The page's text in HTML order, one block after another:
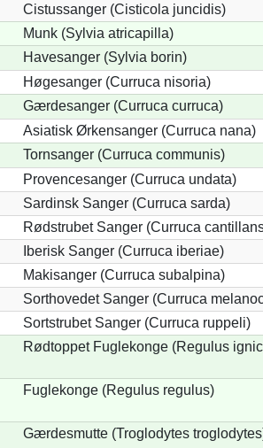
Cistussanger (Cisticola juncidis)
Munk (Sylvia atricapilla)
Havesanger (Sylvia borin)
Høgesanger (Curruca nisoria)
Gærdesanger (Curruca curruca)
Asiatisk Ørkensanger (Curruca nana)
Tornsanger (Curruca communis)
Provencesanger (Curruca undata)
Sardinsk Sanger (Curruca sarda)
Rødstrubet Sanger (Curruca
Iberisk Sanger (Curruca iberiae)
Makisanger (Curruca subalpina)
Sorthovedet Sanger (Curruca
Sortstrubet Sanger (Curruca ruppeli)
Rødtoppet Fuglekonge (Regulus
Fuglekonge (Regulus regulus)
Gærdesmutte (Troglodytes